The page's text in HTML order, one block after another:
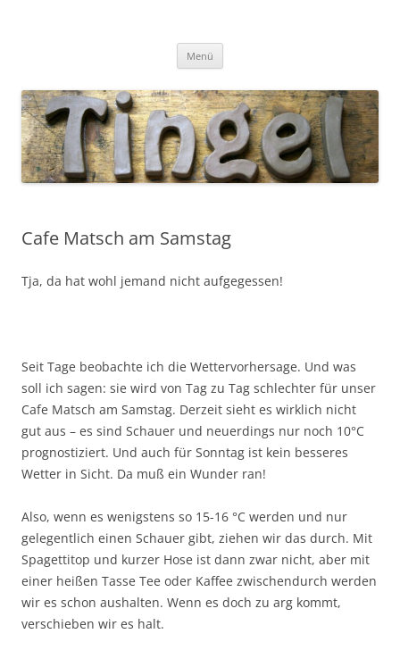
Menü
Cafe Matsch am Samstag
Tja, da hat wohl jemand nicht aufgegessen!
Seit Tage beobachte ich die Wettervorhersage. Und was
soll ich sagen: sie wird von Tag zu Tag schlechter für unser
Cafe Matsch am Samstag. Derzeit sieht es wirklich nicht
gut aus – es sind Schauer und neuerdings nur noch 10°C
prognostiziert. Und auch für Sonntag ist kein besseres
Wetter in Sicht. Da muß ein Wunder ran!
Also, wenn es wenigstens so 15-16 °C werden und nur
gelegentlich einen Schauer gibt, ziehen wir das durch. Mit
Spagettitop und kurzer Hose ist dann zwar nicht, aber mit
einer heißen Tasse Tee oder Kaffee zwischendurch werden
wir es schon aushalten. Wenn es doch zu arg kommt,
verschieben wir es halt.